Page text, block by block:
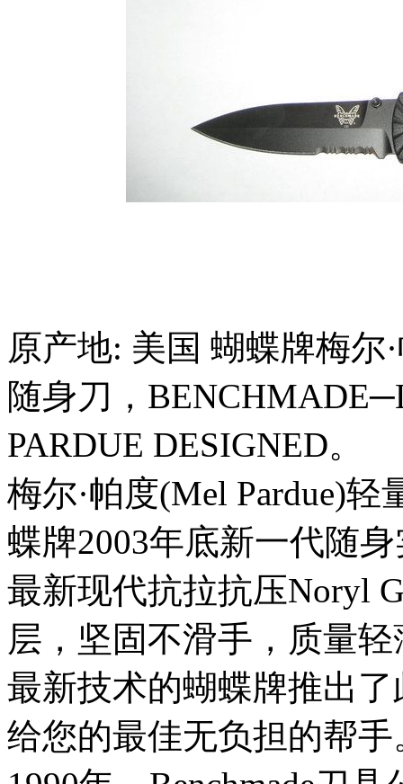
原产地: 美国 蝴蝶牌梅尔
随身刀，
PARDUE DESIGNED。
梅尔·帕度(Mel Pardue)
蝶牌2003年底新一代随
最新现代抗拉抗压Noryl
层，坚固不滑手，质量
最新技术的蝴蝶牌推出
给您的最佳无负担的帮手